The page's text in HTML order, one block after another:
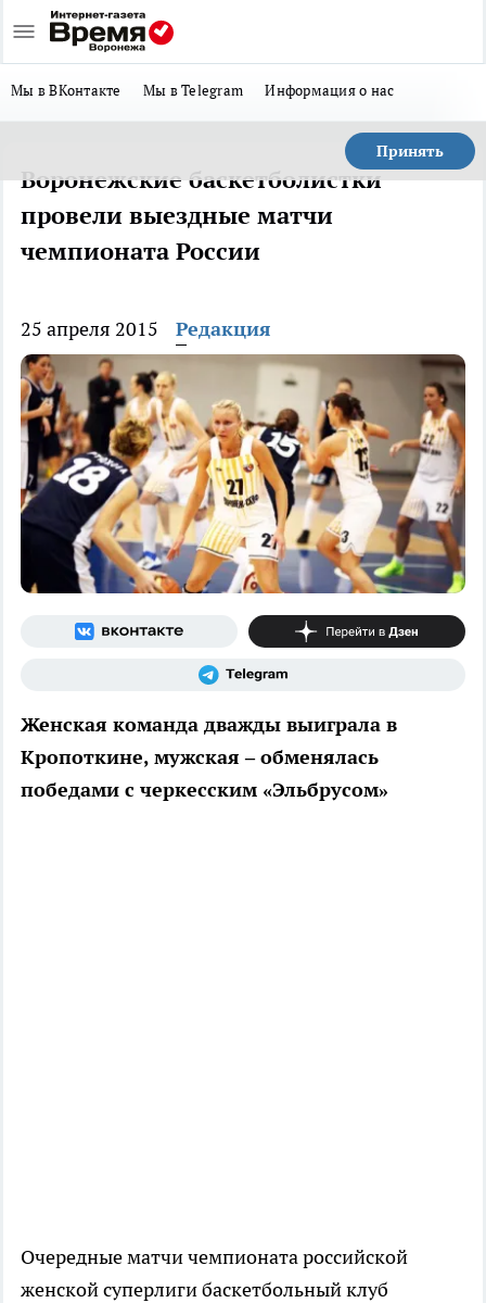
Мы в ВКонтакте Мы в Telegram Информация о нас
Принять
Воронежские баскетболистки
провели выездные матчи
чемпионата России
25 апреля 2015 Редакция
Женская команда дважды выиграла в
Кропоткине, мужская – обменялась
победами с черкесским «Эльбрусом»
Очередные матчи чемпионата российской
женской суперлиги баскетбольный клуб